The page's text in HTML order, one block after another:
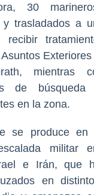
30
y trasladados a
recibir
mientras
de
en la zona.
se produce
militar
e Irán, que
en